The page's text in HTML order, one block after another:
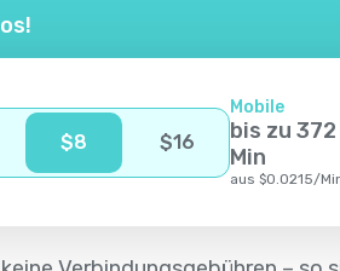
$8 $16
Mobile
bis zu 372
Min
aus $0.0215/